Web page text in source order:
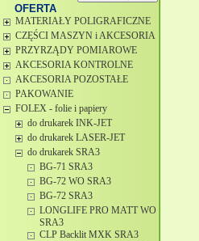
OFERTA
MATERIAŁY POLIGRAFICZNE
CZĘŚCI MASZYN i AKCESORIA
PRZYRZĄDY POMIAROWE
AKCESORIA KONTROLNE
AKCESORIA POZOSTAŁE
PAKOWANIE
FOLEX - folie i papiery
do drukarek INK-JET
do drukarek LASER-JET
do drukarek SRA3
BG-71 SRA3
BG-72 WO SRA3
BG-72 SRA3
LONGLIFE PRO MATT WO
SRA3
CLP Backlit MXK SRA3